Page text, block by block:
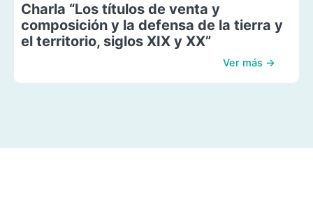
Charla “Los títulos de venta y
composición y la defensa de la tierra y
el territorio, siglos XIX y XX”
Ver más →